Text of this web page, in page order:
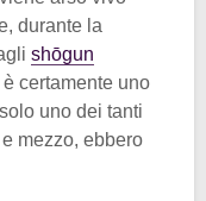
durante la
shōgun
certamente uno
uno dei tanti
mezzo, ebbero